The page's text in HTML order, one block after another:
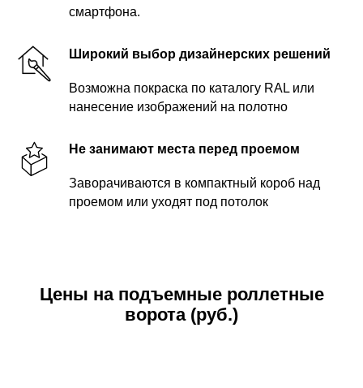
смартфона.
Широкий выбор дизайнерских решений
Возможна покраска по каталогу RAL или
нанесение изображений на полотно
Не занимают места перед проемом
Заворачиваются в компактный короб над
проемом или уходят под потолок
Цены на подъемные роллетные
ворота (руб.)